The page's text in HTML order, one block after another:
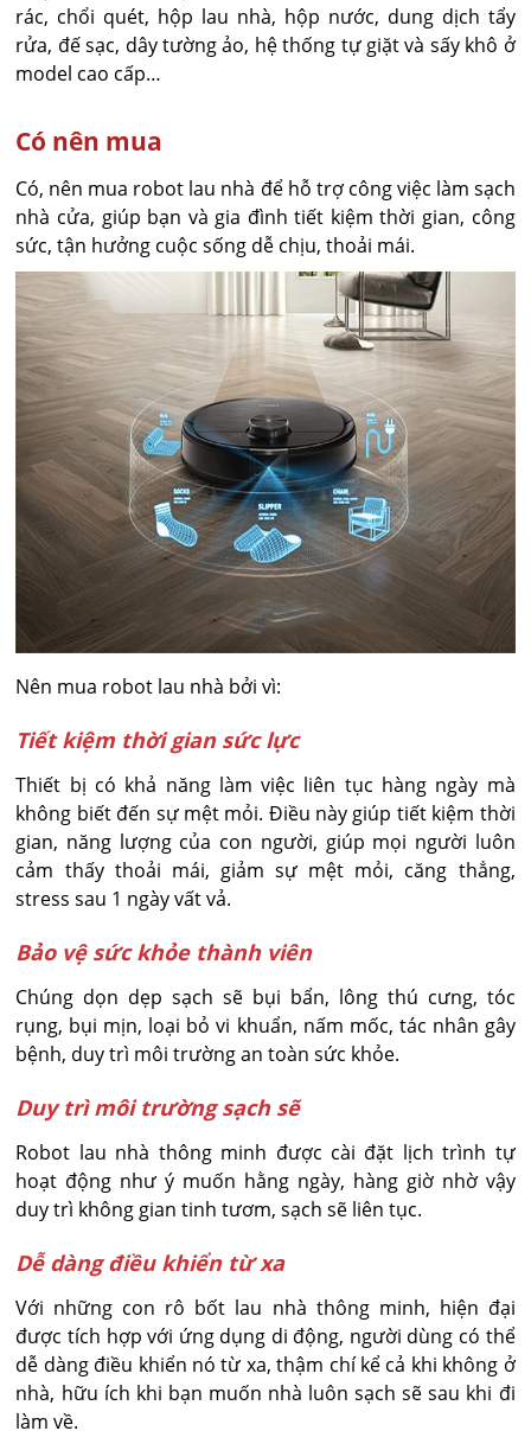
rác, chổi quét, hộp lau nhà, hộp nước, dung dịch tẩy
rửa, đế sạc, dây tường ảo, hệ thống tự giặt và sấy khô ở
model cao cấp…
Có nên mua
Có, nên mua robot lau nhà để hỗ trợ công việc làm sạch
nhà cửa, giúp bạn và gia đình tiết kiệm thời gian, công
sức, tận hưởng cuộc sống dễ chịu, thoải mái.
Nên mua robot lau nhà bởi vì:
Tiết kiệm thời gian sức lực
Thiết bị có khả năng làm việc liên tục hàng ngày mà
không biết đến sự mệt mỏi. Điều này giúp tiết kiệm thời
gian, năng lượng của con người, giúp mọi người luôn
cảm thấy thoải mái, giảm sự mệt mỏi, căng thẳng,
stress sau 1 ngày vất vả.
Bảo vệ sức khỏe thành viên
Chúng dọn dẹp sạch sẽ bụi bẩn, lông thú cưng, tóc
rụng, bụi mịn, loại bỏ vi khuẩn, nấm mốc, tác nhân gây
bệnh, duy trì môi trường an toàn sức khỏe.
Duy trì môi trường sạch sẽ
Robot lau nhà thông minh được cài đặt lịch trình tự
hoạt động như ý muốn hằng ngày, hàng giờ nhờ vậy
duy trì không gian tinh tươm, sạch sẽ liên tục.
Dễ dàng điều khiển từ xa
Với những con rô bốt lau nhà thông minh, hiện đại
được tích hợp với ứng dụng di động, người dùng có thể
dễ dàng điều khiển nó từ xa, thậm chí kể cả khi không ở
nhà, hữu ích khi bạn muốn nhà luôn sạch sẽ sau khi đi
làm về.